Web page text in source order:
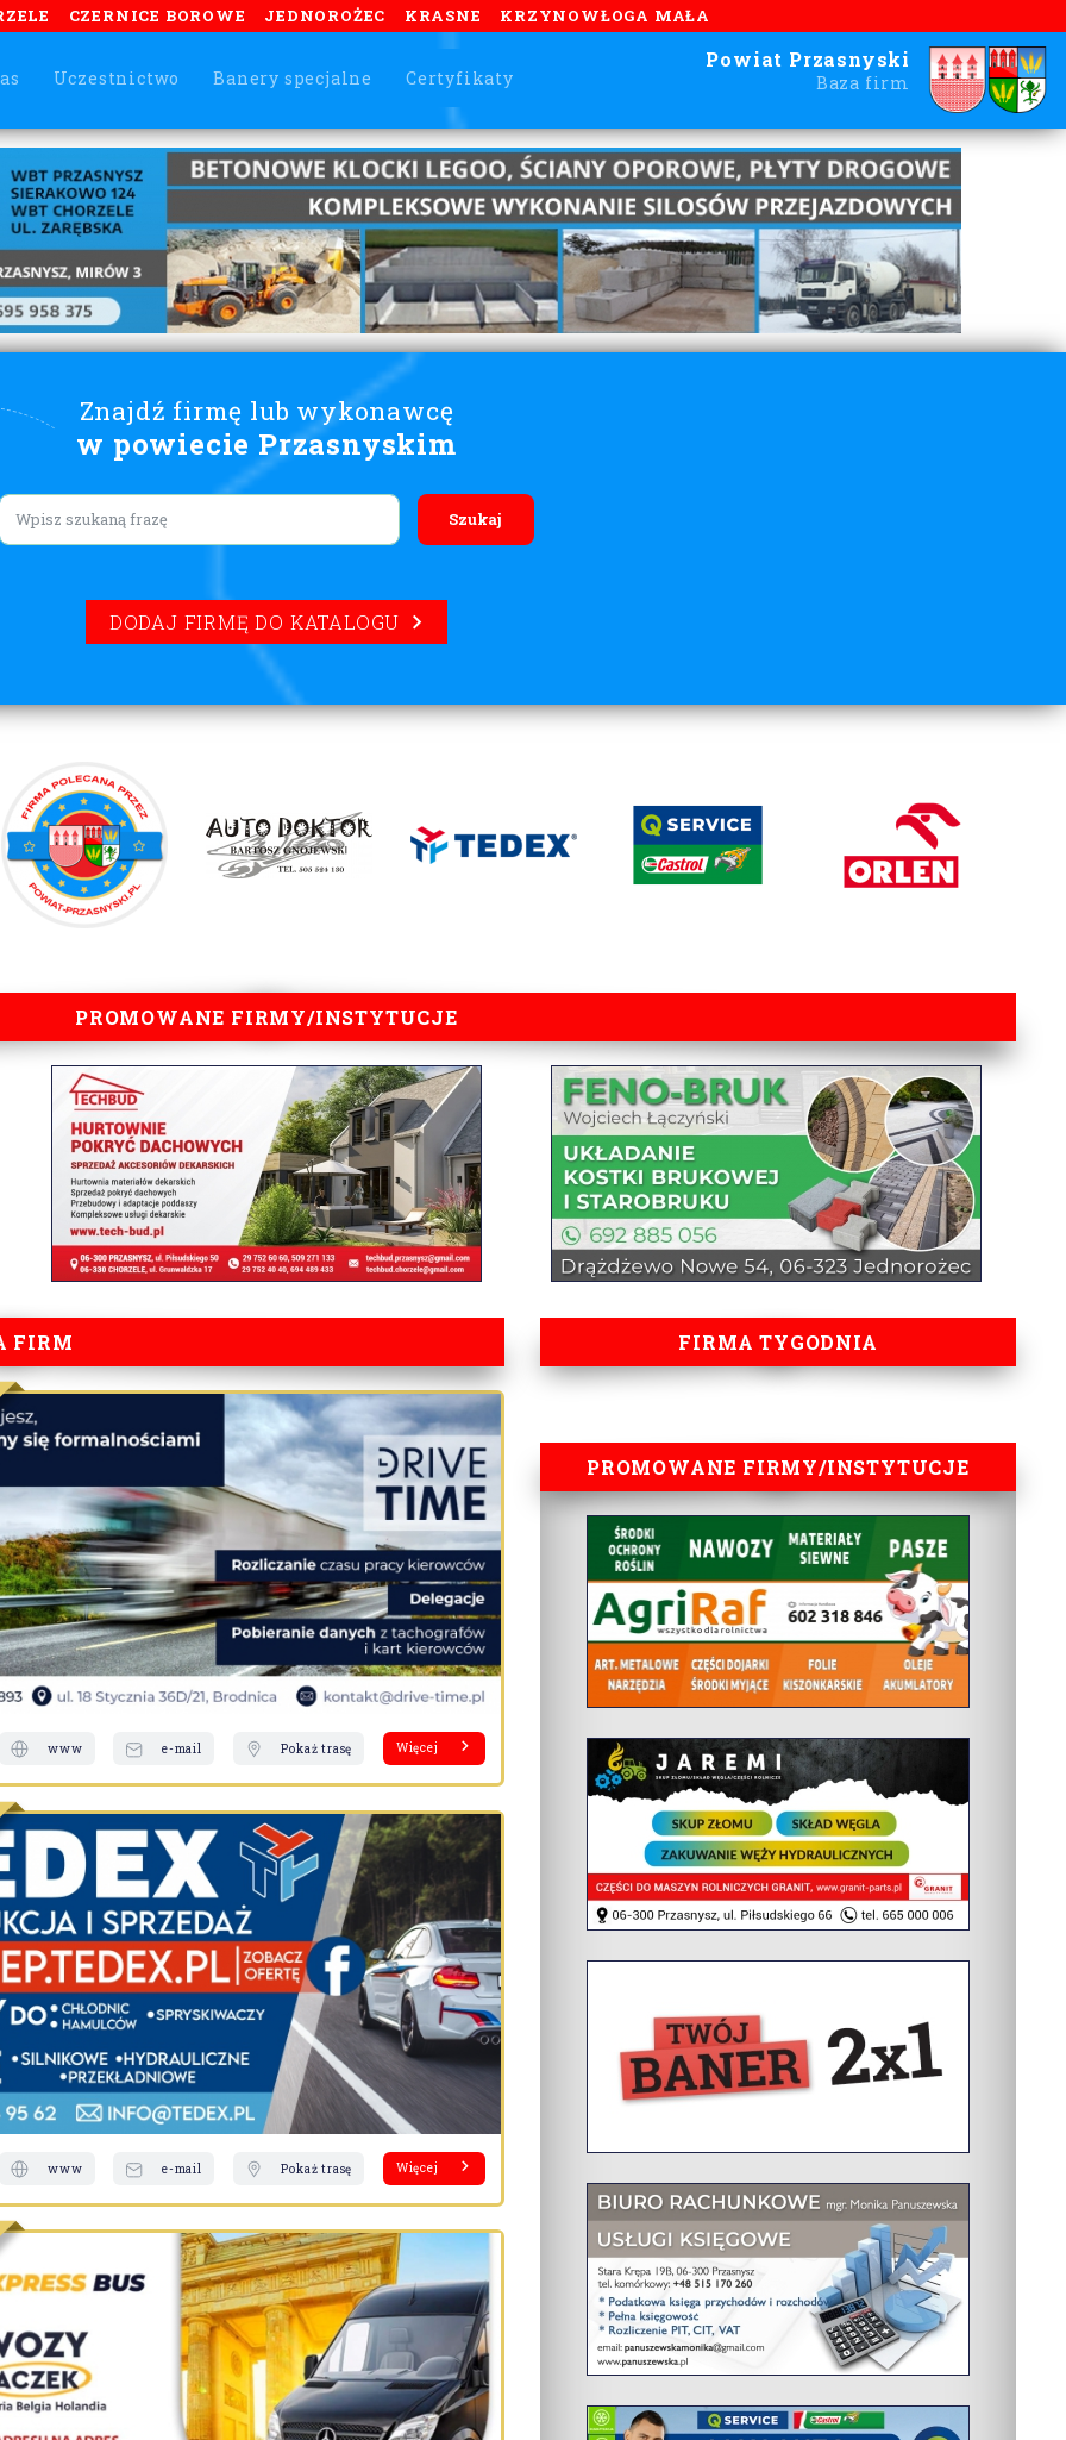
CZERNICE BOROWE JEDNOROŻEC KRASNE KRZYNOWŁOGA MAŁA
Uczestnictwo Banery specjalne Certyfikaty
Powiat Przasnyski
Baza firm
Znajdź firmę lub wykonawcę
w powiecie Przasnyskim
Lorem ipsum
DODAJ FIRMĘ DO KATALOGU
PROMOWANE FIRMY/INSTYTUCJE
FIRM
www e-mail Pokaż trasę Więcej
www e-mail Pokaż trasę Więcej
FIRMA TYGODNIA
PROMOWANE FIRMY/INSTYTUCJE